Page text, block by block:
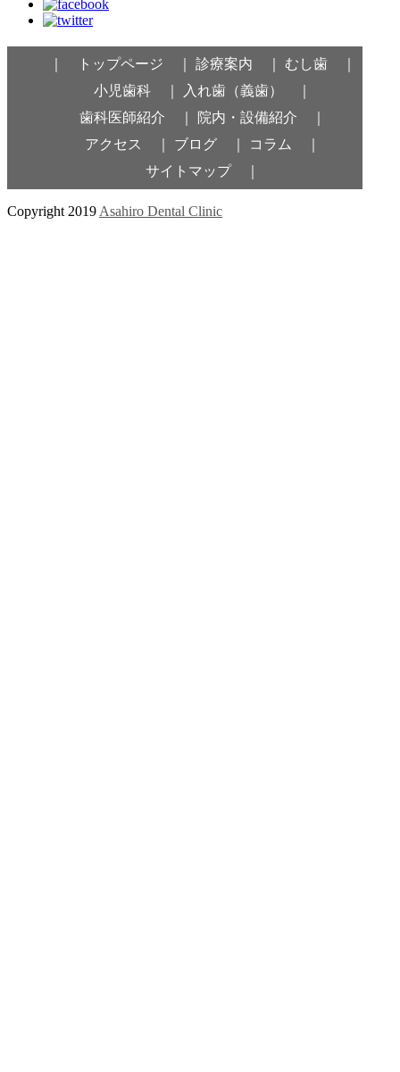
｜ トップページ ｜ 診療案内 ｜
むし歯 ｜
小児歯科 ｜
入れ歯（義歯） ｜
歯科医師紹介 ｜
院内・設備紹介 ｜
アクセス ｜
ブログ ｜
コラム ｜
サイトマップ ｜
Copyright 2019 Asahiro Dental Clinic